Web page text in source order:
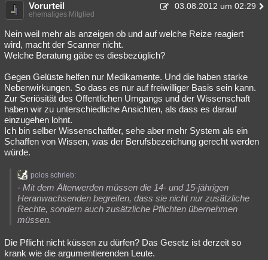
Vorurteil 03.08.2012 um 02:29
ehemaliges Mitglied
Nein weil mehr als anzeigen ob und auf welche Reize reagiert
wird, macht der Scanner nicht.
Welche Beratung gäbe es diesbezüglich?
Gegen Gelüste helfen nur Medikamente. Und die haben starke
Nebenwirkungen. So dass es nur auf freiwilliger Basis sein kann.
Zur Seriösität des Öffentlichen Umgangs und der Wissenschaft
haben wir zu unterschiedliche Ansichten, als dass es darauf
einzugehen lohnt.
Ich bin selber Wissenschaftler, sehe aber mehr System als ein
Schaffen von Wissen, was der Berufsbezeichung gerecht werden
würde.
polos schrieb:
- Mit dem Älterwerden müssen die 14- und 15-jährigen
Heranwachsenden begreifen, dass sie nicht nur zusätzliche
Rechte, sondern auch zusätzliche Pflichten übernehmen
müssen.
Die Pflicht nicht küssen zu dürfen? Das Gesetz ist derzeit so
krank wie die argumentierenden Leute.